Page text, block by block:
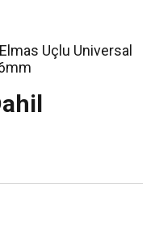
Uçlu Universal